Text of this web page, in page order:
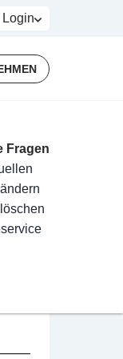
Login
Fragen